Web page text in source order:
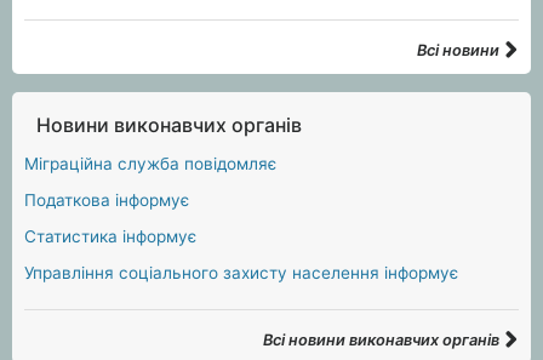
Всі новини
Новини виконавчих органів
Міграційна служба повідомляє
Податкова інформує
Статистика інформує
Управління соціального захисту населення інформує
Всі новини виконавчих органів